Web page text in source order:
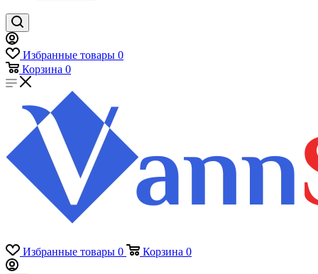
Избранные товары 0
Корзина 0
Избранные товары 0 Корзина 0